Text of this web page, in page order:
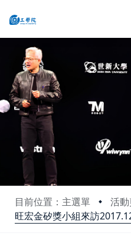
目前位置：主選單
活
旺宏金矽獎小組來訪
:::